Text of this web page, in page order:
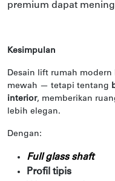
premium dapat
Kesimpulan
Desain lift rumah
mewah — tetapi tentang
interior, memberikan
lebih elegan.
Dengan:
Full glass shaft
Profil tipis